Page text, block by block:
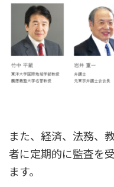
また、経済、法務、
者に定期的に監査を
ます。